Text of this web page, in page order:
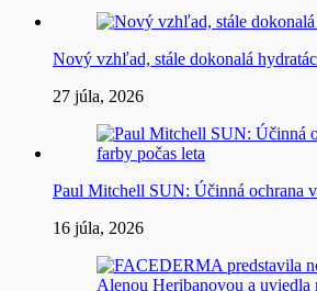
Nový vzhľad, stále dokonalá
27 júla, 2026
Paul Mitchell SUN: Účinná ochrana
16 júla, 2026